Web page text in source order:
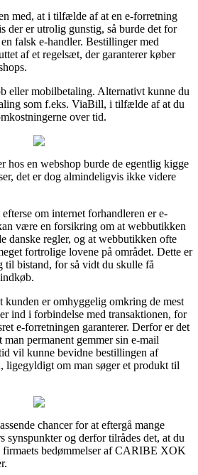
med, at i tilfælde af at en e-forretning
der er utrolig gunstig, så burde det for
falsk e-handler. Bestillinger med
af et regelsæt, der garanterer køber
eller mobilbetaling. Alternativt kunne du
som f.eks. ViaBill, i tilfælde af at du
over tid.
hos en webshop burde de egentlig kigge
det er dog almindeligvis ikke videre
om internet forhandleren er e-
være en forsikring om at webbutikken
danske regler, og at webbutikken ofte
fortrolige lovene på området. Dette er
til bistand, for så vidt du skulle få
kunden er omhyggelig omkring de mest
ind i forbindelse med transaktionen, for
e-forretningen garanterer. Derfor er det
permanent gemmer sin e-mail
vil kunne bevidne bestillingen af
om man søger et produkt til
chancer for at eftergå mange
synspunkter og derfor tilrådes det, at du
bedømmelser af CARIBE XOK